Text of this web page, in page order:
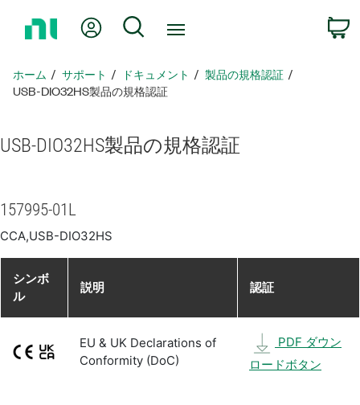
ペ
ー
戻
Myアカウント
検索
ホーム サポート ドキュメント
製品​の​規格​認証
USB-DIO32HS製品​の​規格​認証
USB-DIO32HS製品​の​規格​認証
157995-01L
CCA,USB-DIO32HS
シンボ
ル
説明 認証
EU & UK Declarations of
Conformity (DoC)
PDF ダウン
ロードボタン